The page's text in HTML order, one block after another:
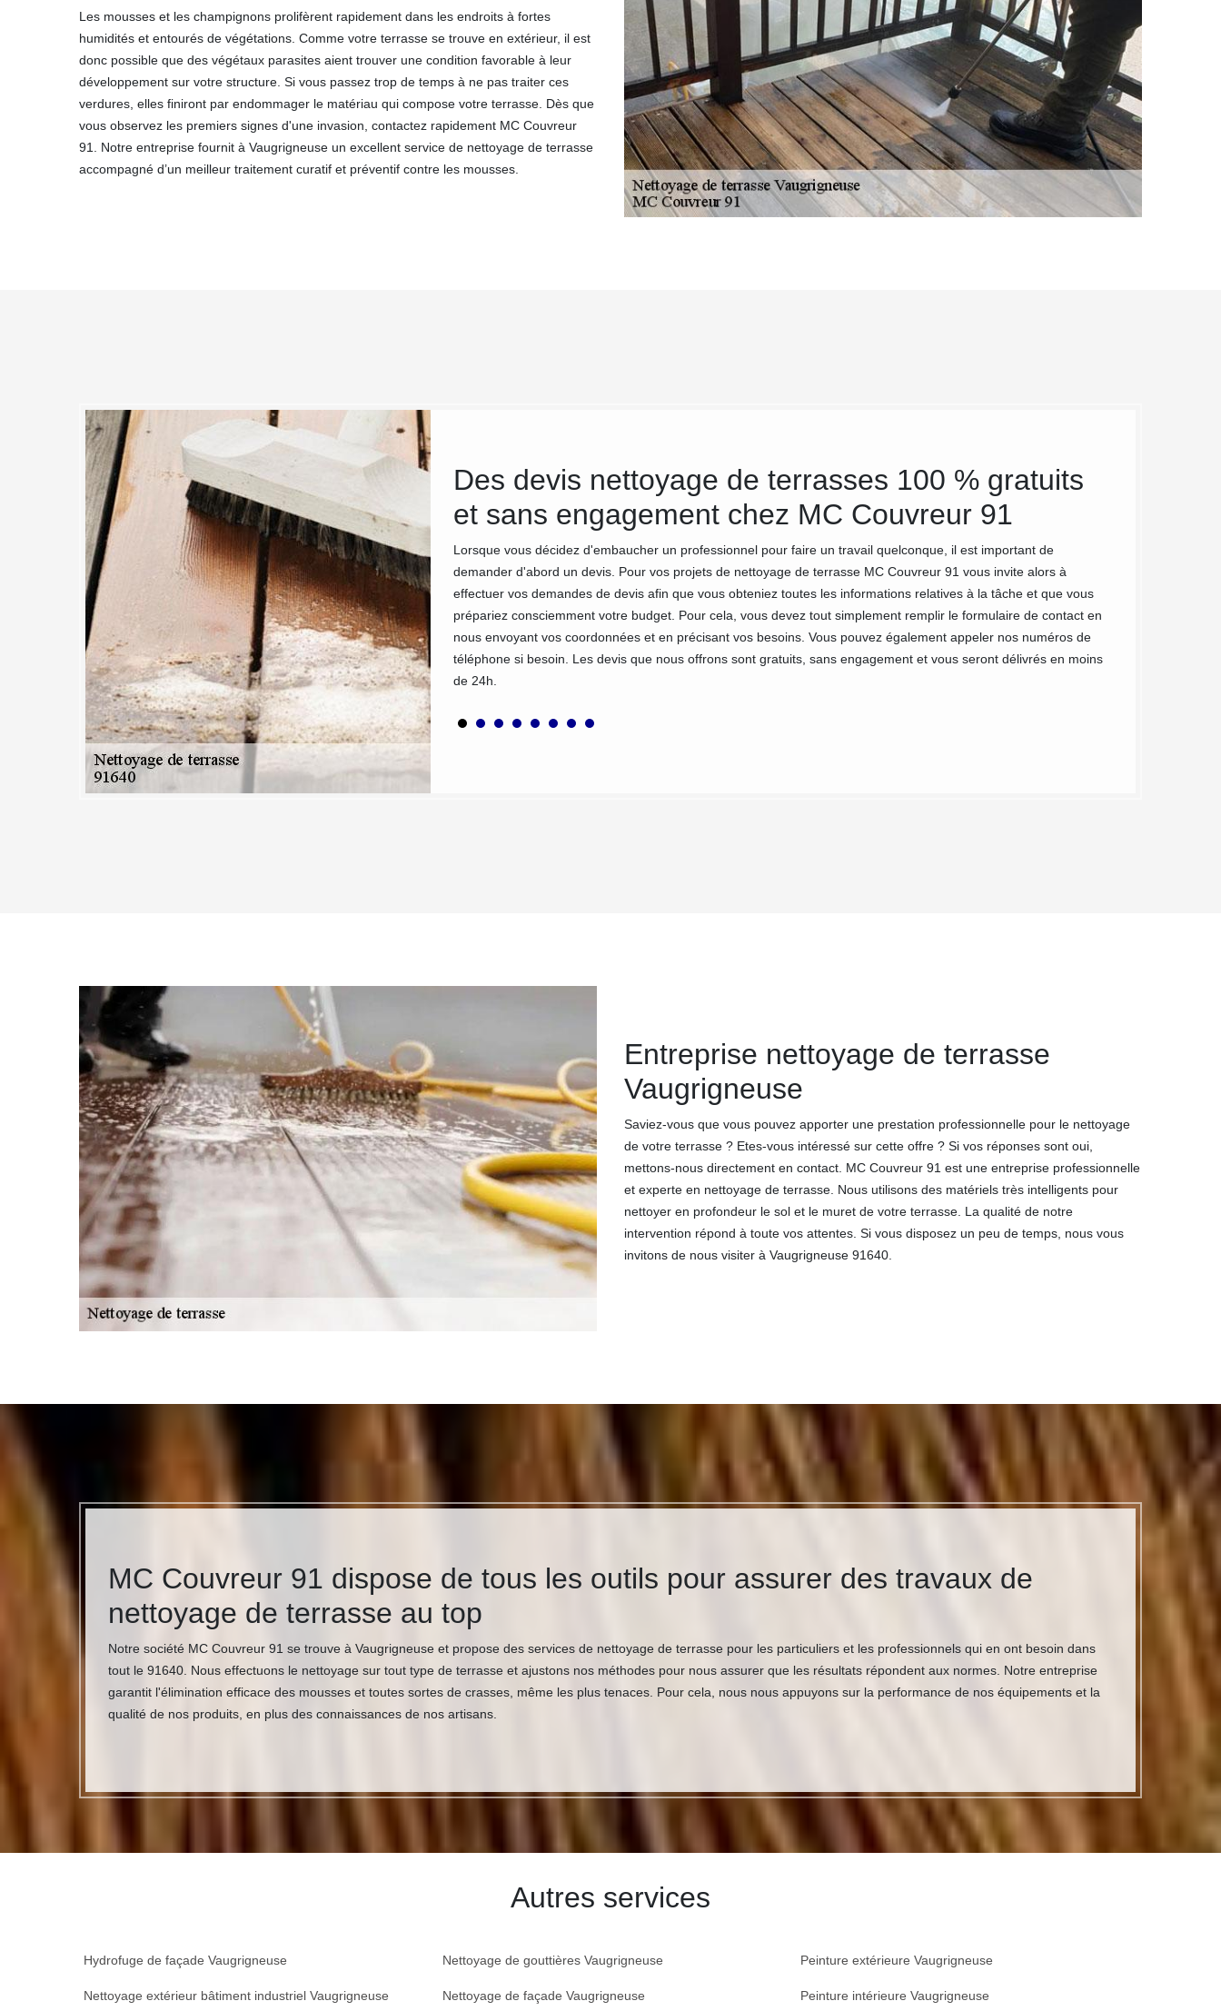
Les mousses et les champignons prolifèrent rapidement dans les endroits à fortes
humidités et entourés de végétations. Comme votre terrasse se trouve en extérieur, il est
donc possible que des végétaux parasites aient trouver une condition favorable à leur
développement sur votre structure. Si vous passez trop de temps à ne pas traiter ces
verdures, elles finiront par endommager le matériau qui compose votre terrasse. Dès que
vous observez les premiers signes d'une invasion, contactez rapidement MC Couvreur
91. Notre entreprise fournit à Vaugrigneuse un excellent service de nettoyage de terrasse
accompagné d’un meilleur traitement curatif et préventif contre les mousses.
: Nettoyage et démoussage de
des mousses et des lichens qui ont trouver refuge sur votre terrasse ?
Vaugrigneuse qui saura trouver la solution à vos problèmes de verdure. Ce
les terrasses de jardin car l’humidité et la végétation sont les ingrédients
commence tout juste à verdir ou que celle-ci est quasiment recouvert
de traitement anti-mousse de haute qualité, respectueux de
votre santé. Avec notre savoir-faire et nos produits performants, nous
de la manière efficace.
Des devis nettoyage de terrasses 100 % gratuits
et sans engagement chez MC Couvreur 91
Lorsque vous décidez d'embaucher un professionnel pour faire un travail quelconque, il est important de
demander d'abord un devis. Pour vos projets de nettoyage de terrasse MC Couvreur 91 vous invite alors à
effectuer vos demandes de devis afin que vous obteniez toutes les informations relatives à la tâche et que vous
prépariez consciemment votre budget. Pour cela, vous devez tout simplement remplir le formulaire de contact en
nous envoyant vos coordonnées et en précisant vos besoins. Vous pouvez également appeler nos numéros de
téléphone si besoin. Les devis que nous offrons sont gratuits, sans engagement et vous seront délivrés en moins
de 24h.
Entreprise nettoyage de terrasse
Vaugrigneuse
Saviez-vous que vous pouvez apporter une prestation professionnelle pour le nettoyage
de votre terrasse ? Etes-vous intéressé sur cette offre ? Si vos réponses sont oui,
mettons-nous directement en contact. MC Couvreur 91 est une entreprise professionnelle
et experte en nettoyage de terrasse. Nous utilisons des matériels très intelligents pour
nettoyer en profondeur le sol et le muret de votre terrasse. La qualité de notre
intervention répond à toute vos attentes. Si vous disposez un peu de temps, nous vous
invitons de nous visiter à Vaugrigneuse 91640.
MC Couvreur 91 dispose de tous les outils pour assurer des travaux de
nettoyage de terrasse au top
Notre société MC Couvreur 91 se trouve à Vaugrigneuse et propose des services de nettoyage de terrasse pour les particuliers et les professionnels qui en ont besoin dans
tout le 91640. Nous effectuons le nettoyage sur tout type de terrasse et ajustons nos méthodes pour nous assurer que les résultats répondent aux normes. Notre entreprise
garantit l'élimination efficace des mousses et toutes sortes de crasses, même les plus tenaces. Pour cela, nous nous appuyons sur la performance de nos équipements et la
qualité de nos produits, en plus des connaissances de nos artisans.
Autres services
Hydrofuge de façade Vaugrigneuse
Nettoyage extérieur bâtiment industriel Vaugrigneuse
Nettoyage de gouttières Vaugrigneuse
Nettoyage de façade Vaugrigneuse
Peinture extérieure Vaugrigneuse
Peinture intérieure Vaugrigneuse